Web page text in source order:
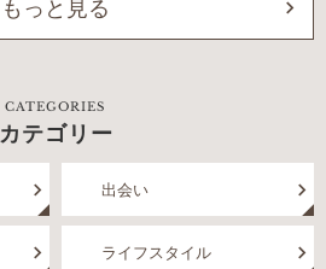
もっと見る
CATEGORIES
カテゴリー
出会い
ライフスタイル